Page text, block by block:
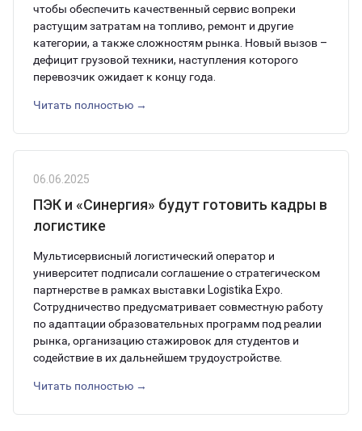
чтобы обеспечить качественный сервис вопреки
растущим затратам на топливо, ремонт и другие
категории, а также сложностям рынка. Новый вызов –
дефицит грузовой техники, наступления которого
перевозчик ожидает к концу года.
Читать полностью →
06.06.2025
ПЭК и «Синергия» будут готовить кадры в
логистике
Мультисервисный логистический оператор и
университет подписали соглашение о стратегическом
партнерстве в рамках выставки Logistika Expo.
Сотрудничество предусматривает совместную работу
по адаптации образовательных программ под реалии
рынка, организацию стажировок для студентов и
содействие в их дальнейшем трудоустройстве.
Читать полностью →